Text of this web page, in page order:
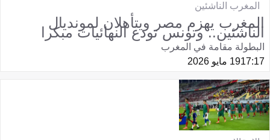
المغرب الناشئين
المغرب يهزم مصر ويتأهلان لمونديال
الناشئين.. وتونس تودع النهائيات مبكرا
البطولة مقامة في المغرب
17:1719 مايو 2026